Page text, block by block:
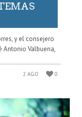
y el consejero
Antonio Valbuena,
2 AGO 0